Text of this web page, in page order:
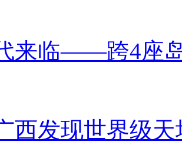
来临——跨4座
西发现世界级